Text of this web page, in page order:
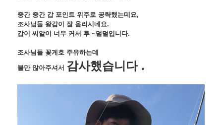
중간 중간 갑 포인트 위주로 공략했는데요,
조사님들 왕갑이 잘 올리시네요.
갑이 씨알이 너무 커서 후 ~덜덜입니다.
조사님들 꽃게호 주유하는데
불만 않아주셔서 감사했습니다 .